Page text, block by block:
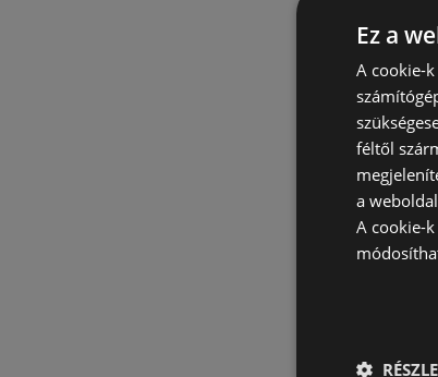
Ez a
A cookie-
féltől
a
A cookie-